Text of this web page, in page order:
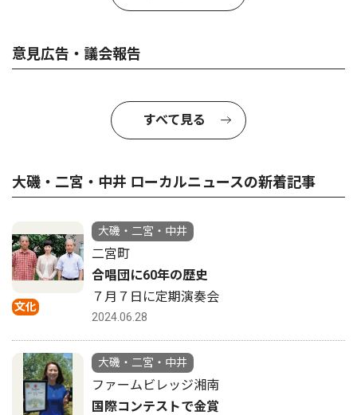
意見広告・議会報告
すべて見る
大磯・二宮・中井 ローカルニュースの新着記事
文化
大磯・二宮・中井
二宮町
合唱団に60年の歴史
７月７日に定期演奏会
2024.06.28
大磯・二宮・中井
ファームビレッジ湘南
国際コンテストで金賞